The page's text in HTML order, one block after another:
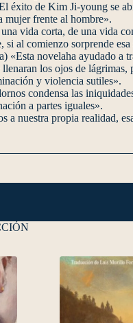
éxito de Kim Ji-young se
mujer frente al hombre».
vida corta, de una vida
al comienzo sorprende
«Esta novelaha ayudado a
los ojos de
y violencia sutiles».
condensa las
a partes iguales».
a nuestra propia realidad,